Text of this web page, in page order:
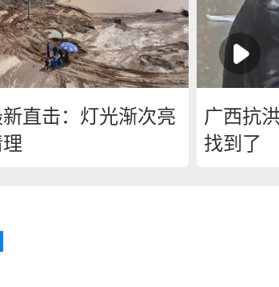
直击：灯光渐次亮
广西抗
找到了